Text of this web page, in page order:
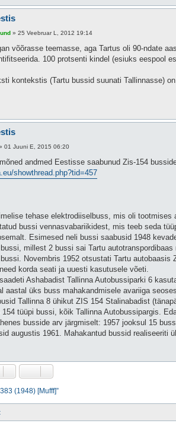
» 25 Veebruar L, 2012 19:14
võõrasse teemasse, aga Tartus oli 90-ndate
100 protsenti kindel (esiuks eespool
kontekstis (Tartu bussid suunati Tallinnasse)
01 Juuni E, 2015 06:20
mõned andmed Eestisse saabunud Zis-154
showthread.php?tid=457
tehase elektrodiiselbuss, mis oli
bussi vennasvabariikidest, mis teeb seda
Esimesed neli bussi saabusid 1948
millest 2 bussi sai Tartu
Novembris 1952 otsustati Tartu
korda seati ja uuesti kasutusele võeti.
Ashabadist Tallinna Autobussiparki 6
aastal üks buss mahakandmisele avariiga
Tallinna 8 ühikut ZIS 154 Stalinabadist
tüüpi bussi, kõik Tallinna Autobussipargis.
busside arv järgmiselt: 1957 jooksul 15
augustis 1961. Mahakantud bussid realiseeriti
(1948) [Mufff]”